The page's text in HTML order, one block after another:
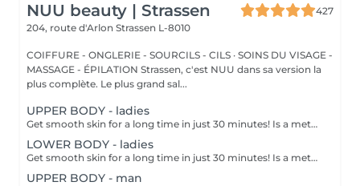
NUU beauty | Strassen
427
204, route d'Arlon Strassen L-8010
COIFFURE - ONGLERIE - SOURCILS - CILS · SOINS DU VISAGE -
MASSAGE - ÉPILATION Strassen, c'est NUU dans sa version la
plus complète. Le plus grand sal...
UPPER BODY - ladies
Get smooth skin for a long time in just 30 minutes! Is a method of hair removal when your hair is pulled out with warm wax with the hair follicle. How is wax epilation done? - preparation is performed - wax is applied - depilation is performed - wax residue is removed Age restrictions: recommended to do from 14 years. Post procedure recommendations: do not take hot bath, do not visit sauna, do not swim in the pool for 12 hours after the procedure - it can cause irritation. Frequency: once in 4 weeks.
LOWER BODY - ladies
Get smooth skin for a long time in just 30 minutes! Is a method of hair removal when your hair is pulled out with warm wax with the hair follicle. How is wax epilation done? - preparation is performed - wax is applied - depilation is performed - wax residue is removed Age restrictions: recommended to do from 14 years. Post procedure recommendations: do not take hot bath, do not visit sauna, do not swim in the pool for 12 hours after the procedure - it can cause irritation. Frequency: once in 4 weeks.
UPPER BODY - man